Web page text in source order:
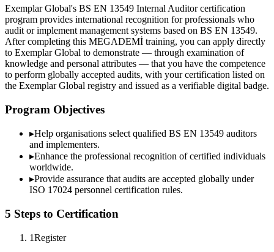
Exemplar Global's BS EN 13549 Internal Auditor certification
program provides international recognition for professionals who
audit or implement management systems based on BS EN 13549.
After completing this MEGADEMİ training, you can apply directly
to Exemplar Global to demonstrate — through examination of
knowledge and personal attributes — that you have the competence
to perform globally accepted audits, with your certification listed on
the Exemplar Global registry and issued as a verifiable digital badge.
Program Objectives
▸Help organisations select qualified BS EN 13549 auditors
and implementers.
▸Enhance the professional recognition of certified individuals
worldwide.
▸Provide assurance that audits are accepted globally under
ISO 17024 personnel certification rules.
5 Steps to Certification
1Register